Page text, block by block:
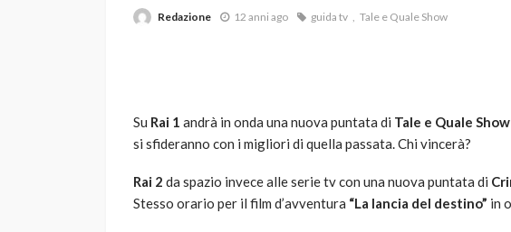
Redazione 12 anni ago guida tv Tale e Quale Show
Su Rai 1 andrà in onda una nuova puntata di Tale e Quale Show
si sfideranno con i migliori di quella passata. Chi vincerà?
Rai 2 da spazio invece alle serie tv con una nuova puntata di
Stesso orario per il film d’avventura “La lancia del destino” in